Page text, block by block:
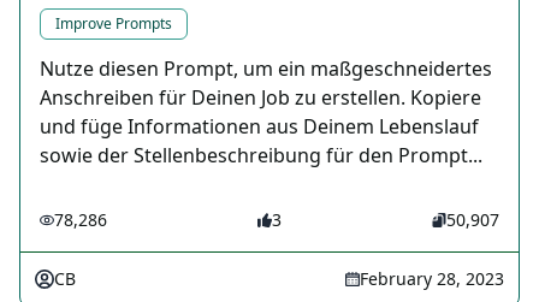
Improve Prompts
Nutze diesen Prompt, um ein maßgeschneidertes
Anschreiben für Deinen Job zu erstellen. Kopiere
und füge Informationen aus Deinem Lebenslauf
sowie der Stellenbeschreibung für den Prompt...
78,286 3 50,907
CB February 28, 2023